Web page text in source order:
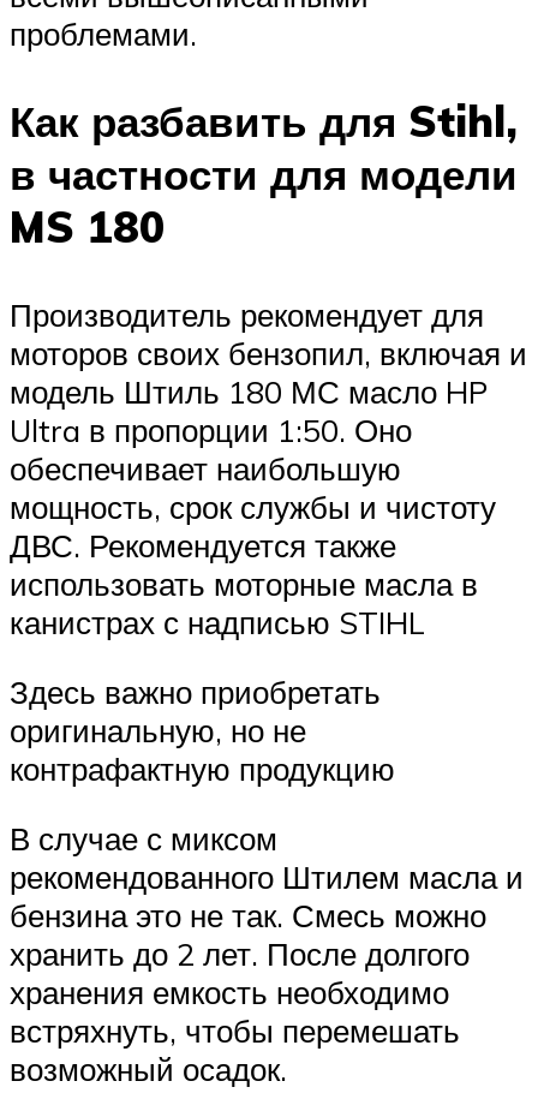
проблемами.
Как разбавить для Stihl,
в частности для модели
MS 180
Производитель рекомендует для
моторов своих бензопил, включая и
модель Штиль 180 МС масло HP
Ultra в пропорции 1:50. Оно
обеспечивает наибольшую
мощность, срок службы и чистоту
ДВС. Рекомендуется также
использовать моторные масла в
канистрах с надписью STIHL
Здесь важно приобретать
оригинальную, но не
контрафактную продукцию
В случае с миксом
рекомендованного Штилем масла и
бензина это не так. Смесь можно
хранить до 2 лет. После долгого
хранения емкость необходимо
встряхнуть, чтобы перемешать
возможный осадок.